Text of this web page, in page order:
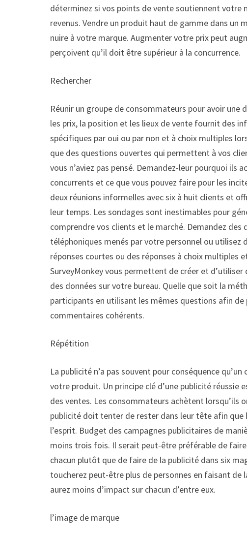
déterminez si vos points de vente soutiennent
revenus. Vendre un produit haut de gamme dans un
nuire à votre marque. Augmenter votre prix peut
perçoivent qu’il doit être supérieur à la concurrence.
Rechercher
Réunir un groupe de consommateurs pour avoir
les prix, la position et les lieux de vente fournit des
spécifiques par oui ou par non et à choix multiples
que des questions ouvertes qui permettent à vos
vous n’aviez pas pensé. Demandez-leur pourquoi ils
concurrents et ce que vous pouvez faire pour les
deux réunions informelles avec six à huit clients et
leur temps. Les sondages sont inestimables pour
comprendre vos clients et le marché. Demandez des
téléphoniques menés par votre personnel ou utilisez
réponses courtes ou des réponses à choix multiples
SurveyMonkey vous permettent de créer et
des données sur votre bureau. Quelle que soit la
participants en utilisant les mêmes questions afin
commentaires cohérents.
Répétition
La publicité n’a pas souvent pour conséquence
votre produit. Un principe clé d’une publicité
des ventes. Les consommateurs achètent lorsqu’ils
publicité doit tenter de rester dans leur tête afin que
l’esprit. Budget des campagnes publicitaires de
moins trois fois. Il serait peut-être préférable de
chacun plutôt que de faire de la publicité dans six
toucherez peut-être plus de personnes en faisant de
aurez moins d’impact sur chacun d’entre eux.
l’image de marque